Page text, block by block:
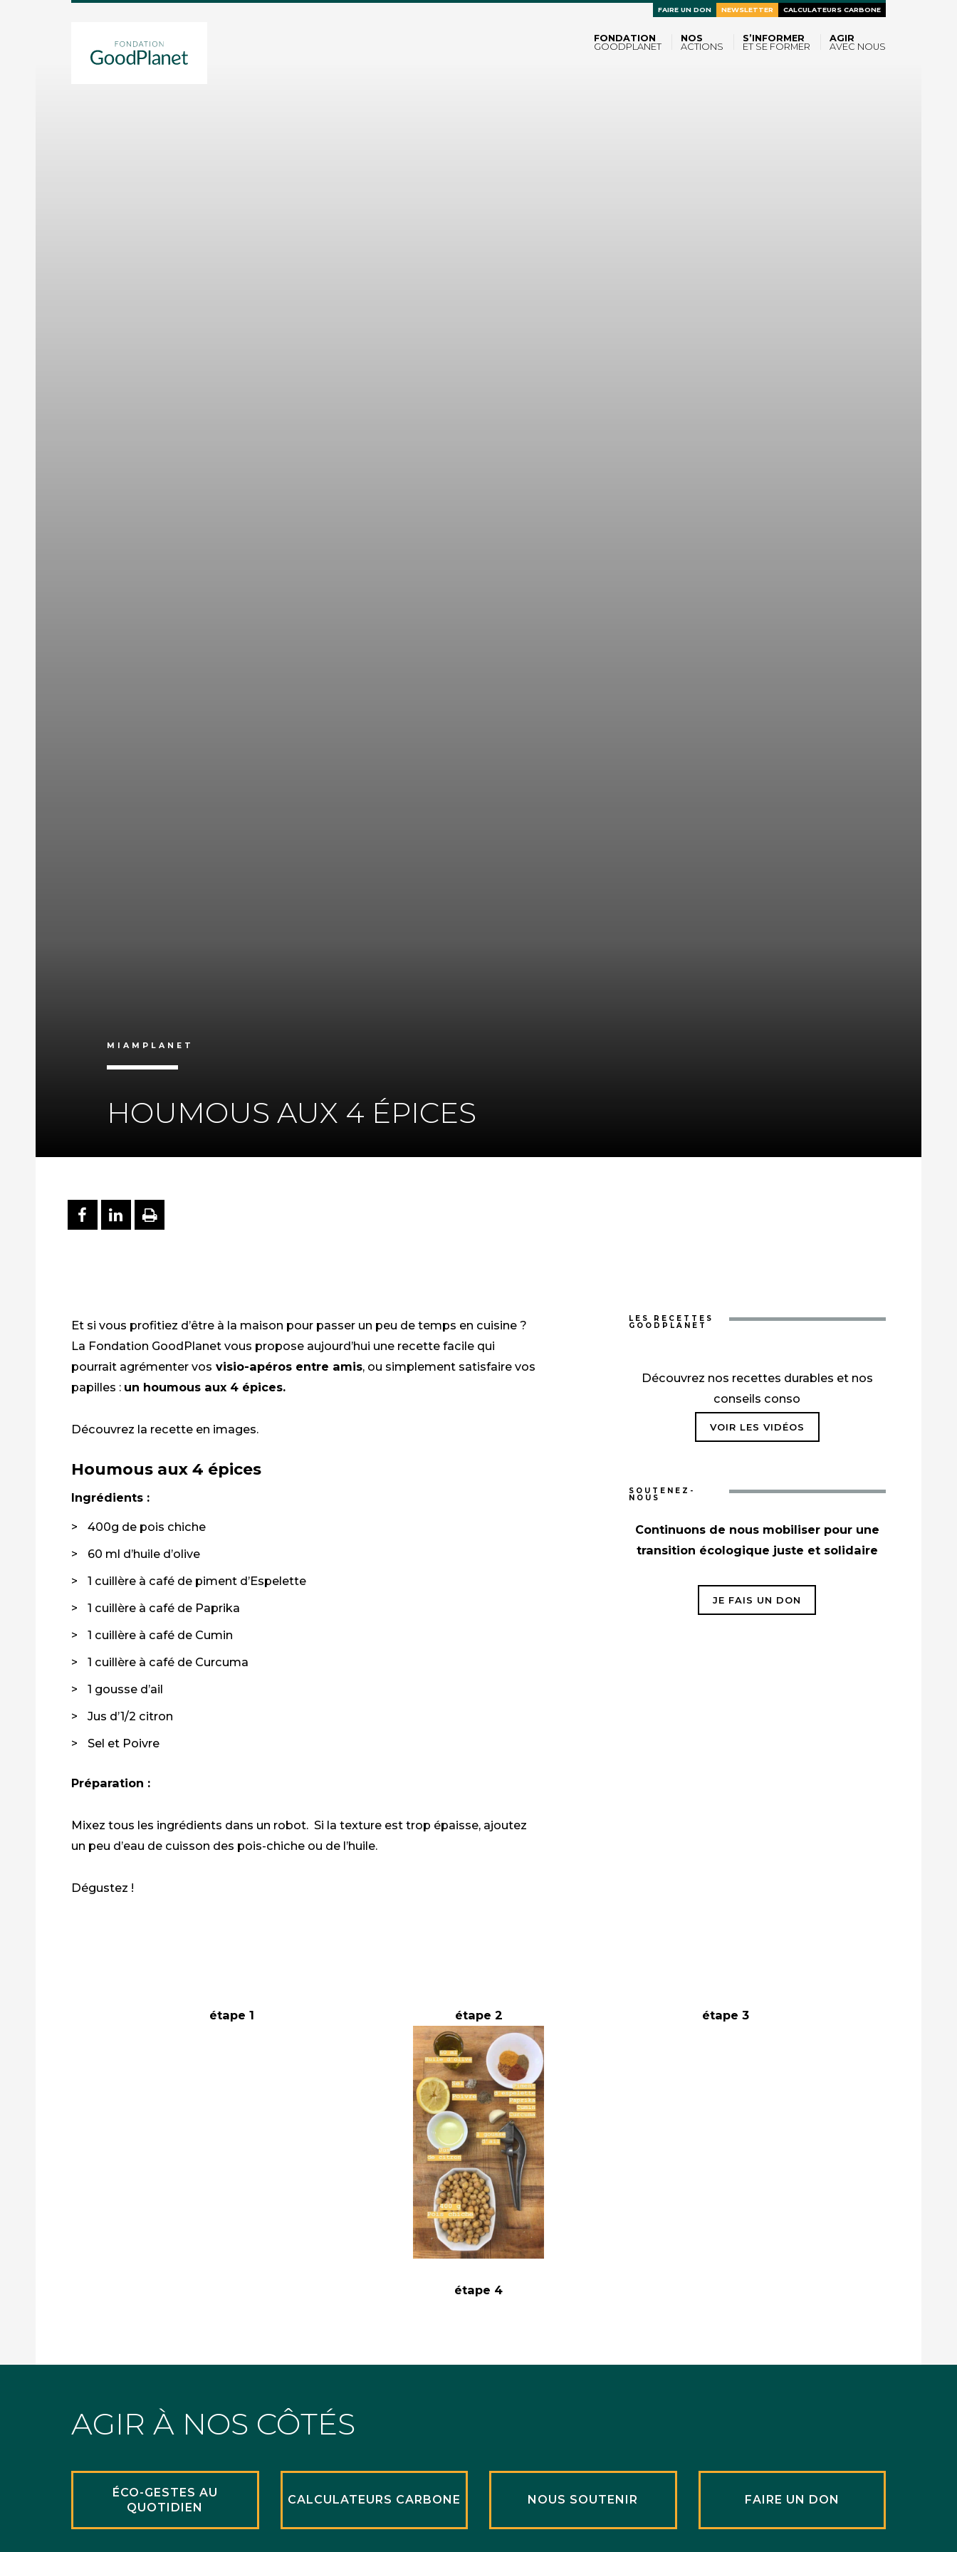
FONDATION
GOODPLANET
NOS
ACTIONS
S’INFORMER
ET SE FORMER
AGIR
AVEC NOUS
FAIRE UN DON NEWSLETTER CALCULATEURS CARBONE
MIAMPLANET
HOUMOUS AUX 4 ÉPICES
PARTAGER SUR FACEBOOK
PARTAGER SUR LINKEDIN
IMPRIMER
Et si vous profitiez d’être à la maison pour passer un peu de temps en cuisine ?
La Fondation GoodPlanet vous propose aujourd’hui une recette facile qui
pourrait agrémenter vos visio-apéros entre amis, ou simplement satisfaire vos
papilles : un houmous aux 4 épices.
Découvrez la recette en images.
Houmous aux 4 épices
Ingrédients :
400g de pois chiche
60 ml d’huile d’olive
1 cuillère à café de piment d’Espelette
1 cuillère à café de Paprika
1 cuillère à café de Cumin
1 cuillère à café de Curcuma
1 gousse d’ail
Jus d’1/2 citron
Sel et Poivre
Préparation :
Mixez tous les ingrédients dans un robot. Si la texture est trop épaisse, ajoutez
un peu d’eau de cuisson des pois-chiche ou de l’huile.
Dégustez !
LES RECETTES
GOODPLANET
Découvrez nos recettes durables et nos
conseils conso
VOIR LES VIDÉOS
SOUTENEZ-
NOUS
Continuons de nous mobiliser pour une
transition écologique juste et solidaire
JE FAIS UN DON
étape 1 étape 2 étape 3
étape 4
AGIR À NOS CÔTÉS
ÉCO-GESTES AU
QUOTIDIEN
CALCULATEURS CARBONE NOUS SOUTENIR FAIRE UN DON